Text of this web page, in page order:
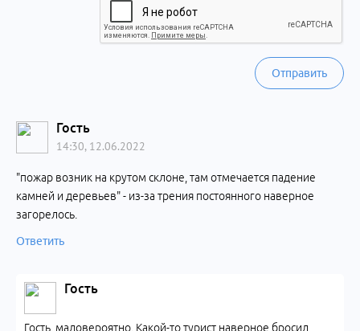
Отправить
Гость
14:30, 12.06.2022
"пожар возник на крутом склоне, там отмечается падение
камней и деревьев" - из-за трения постоянного наверное
загорелось.
Ответить
Гость
Гость, маловероятно. Какой-то турист наверное бросил